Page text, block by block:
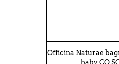
Officina Naturae